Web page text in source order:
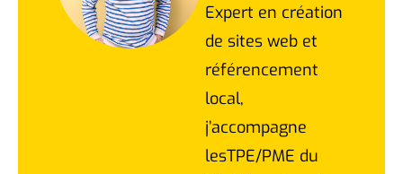
Expert en création
de sites web et
référencement
local,
j’accompagne
lesTPE/PME du